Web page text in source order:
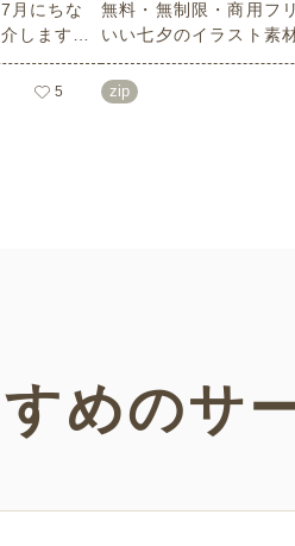
月にちな
します。
点数制限
♪どなたで
活用くだ
5
無料・無制限・商用フ
いい七夕のイラスト素
す。短冊の印刷用テン
字、使いやすいフレー
様なイラストをご用意
zip
めのサ